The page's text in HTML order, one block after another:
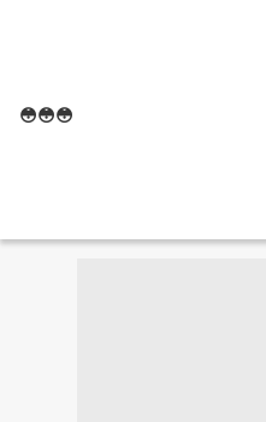
😳😳😳